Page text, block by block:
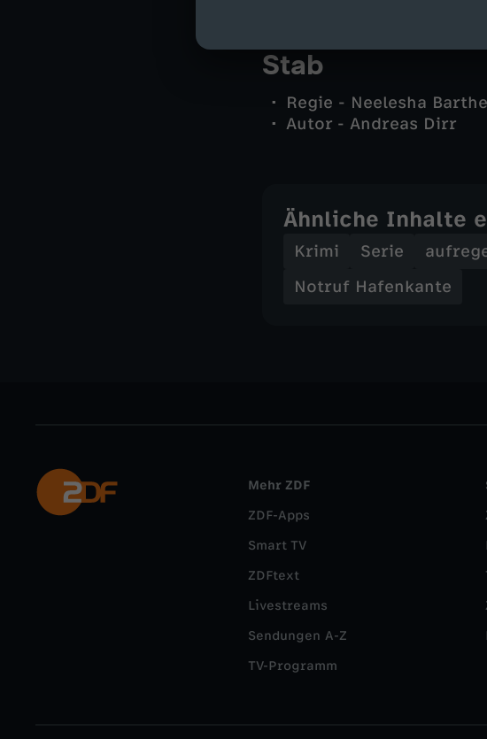
Stab
Regie - Neelesha
Autor - Andreas Dirr
Ähnliche Inhalte
Krimi Serie
Notruf Hafenkante
Mehr ZDF
ZDF-Apps
Smart TV
ZDFtext
Livestreams
Sendungen A-Z
TV-Programm